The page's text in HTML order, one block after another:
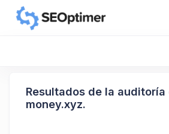
Resultados de la auditoría
money.xyz.